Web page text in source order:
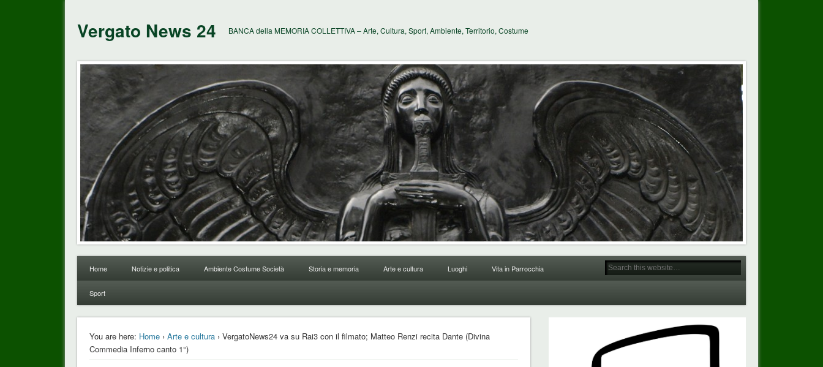
Vergato News 24 BANCA della MEMORIA COLLETTIVA – Arte, Cultura, Sport, Ambiente, Territorio, Costume
Home Notizie e politica Ambiente Costume Società Storia e memoria Arte e cultura Luoghi Vita in Parrocchia
Sport
You are here: Home› Arte e cultura› VergatoNews24 va su Rai3 con il filmato; Matteo Renzi recita Dante (Divina
Commedia Inferno canto 1°)